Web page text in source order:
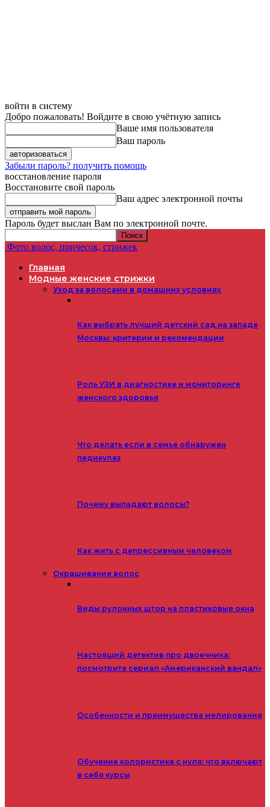
войти в систему
Добро пожаловать! Войдите в свою учётную запись
Ваше имя пользователя
Ваш пароль
Забыли пароль? получить помощь
восстановление пароля
Восстановите свой пароль
Ваш адрес электронной почты
Пароль будет выслан Вам по электронной почте.
Фото волос, причесок, стрижек
Главная
Модные женские стрижки
Уход за волосами в домашних условиях
Как выбрать лучший детский сад на западе
Москвы: критерии и рекомендации
Роль УЗИ в диагностике и мониторинге
женского здоровья
Что делать если в семье обнаружен
педикулез
Почему выпадают волосы?
Как жить с депрессивным человеком
Окрашивание волос
Виды рулонных штор на пластиковые окна
Настоящий детектив про двоечника:
посмотрите сериал «Американский вандал»
Особенности и преимущества мелирования
Обучение колористике с нуля: что включают
в себя курсы